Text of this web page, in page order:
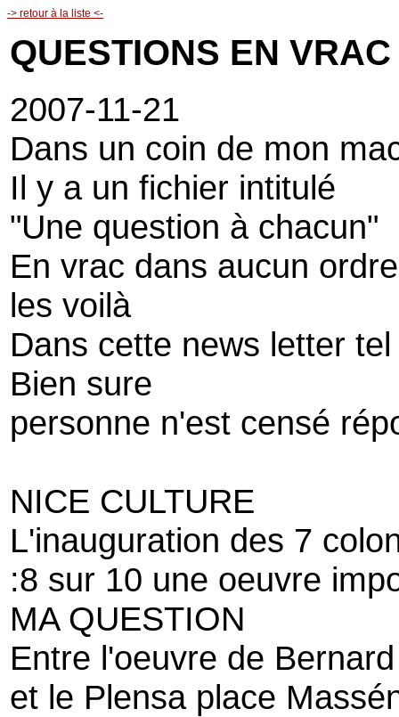
-> retour à la liste <-
QUESTIONS EN VRAC
2007-11-21
Dans un coin de mon
Il y a un fichier intitulé
"Une question à chacun"
En vrac dans aucun ordre
les voilà
Dans cette news letter
Bien sure
personne n'est censé
NICE CULTURE
L'inauguration des 7
:8 sur 10 une oeuvre
MA QUESTION
Entre l'oeuvre de
et le Plensa place